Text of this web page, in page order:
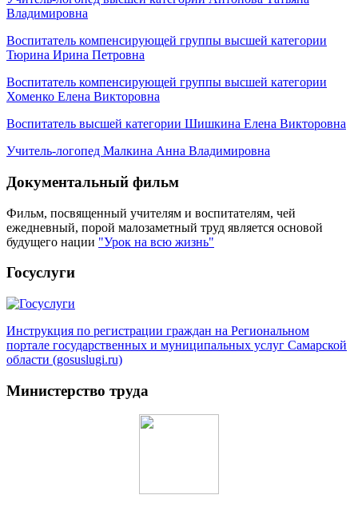
Владимировна
Воспитатель компенсирующей группы высшей категории
Тюрина Ирина Петровна
Воспитатель компенсирующей группы высшей категории
Хоменко Елена Викторовна
Воспитатель высшей категории Шишкина Елена Викторовна
Учитель-логопед Малкина Анна Владимировна
Документальный фильм
Фильм, посвященный учителям и воспитателям, чей
ежедневный, порой малозаметный труд является основой
будущего нации "Урок на всю жизнь"
Госуслуги
Инструкция по регистрации граждан на Региональном
портале государственных и муниципальных услуг Самарской
области (gosuslugi.ru)
Министерство труда